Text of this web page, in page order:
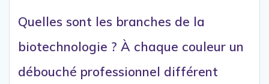
Quelles sont les branches de la
biotechnologie ? À chaque couleur un
débouché professionnel différent